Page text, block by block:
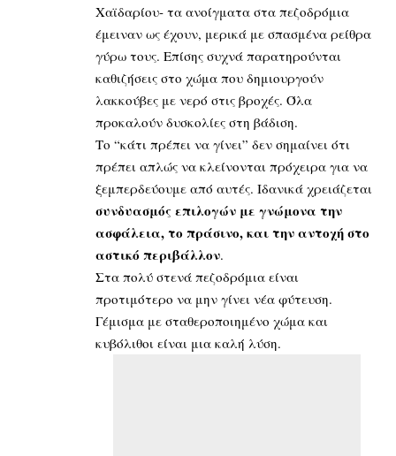
Χαϊδαρίου- τα ανοίγματα στα πεζοδρόμια
έμειναν ως έχουν, μερικά με σπασμένα ρείθρα
γύρω τους. Επίσης συχνά παρατηρούνται
καθιζήσεις στο χώμα που δημιουργούν
λακκούβες με νερό στις βροχές. Όλα
προκαλούν δυσκολίες στη βάδιση.
Το “κάτι πρέπει να γίνει” δεν σημαίνει ότι
πρέπει απλώς να κλείνονται πρόχειρα για να
ξεμπερδεύουμε από αυτές. Ιδανικά χρειάζεται
συνδυασμός επιλογών με γνώμονα την
ασφάλεια, το πράσινο, και την αντοχή στο
αστικό περιβάλλον.
Στα πολύ στενά πεζοδρόμια είναι
προτιμότερο να μην γίνει νέα φύτευση.
Γέμισμα με σταθεροποιημένο χώμα και
κυβόλιθοι είναι μια καλή λύση.